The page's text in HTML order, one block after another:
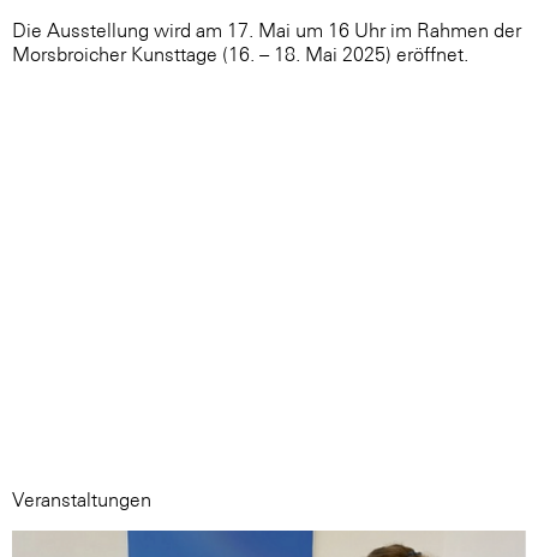
Die Ausstellung wird am 17. Mai um 16 Uhr im Rahmen der
Morsbroicher Kunsttage (16. – 18. Mai 2025) eröffnet.
Veranstaltungen